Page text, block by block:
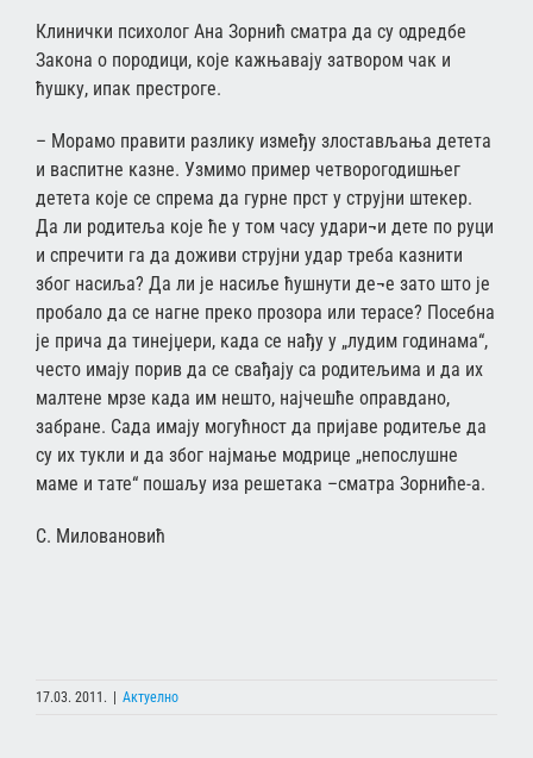
Клинички психолог Ана Зорнић сматра да су одредбе
Закона о породици, које кажњавају затвором чак и
ћушку, ипак престроге.
– Морамо правити разлику између злостављања детета
и васпитне казне. Узмимо пример четворогодишњег
детета које се спрема да гурне прст у струјни штекер.
Да ли родитеља које ће у том часу удари¬и дете по руци
и спречити га да доживи струјни удар треба казнити
због насиља? Да ли је насиље ћушнути де¬е зато што је
пробало да се нагне преко прозора или терасе? Посебна
је прича да тинејџери, када се нађу у „лудим годинама“,
често имају порив да се свађају са родитељима и да их
малтене мрзе када им нешто, најчешће оправдано,
забране. Сада имају могућност да пријаве родитеље да
су их тукли и да због најмање модрице „непослушне
маме и тате“ пошаљу иза решетака –сматра Зорниће-а.
С. Миловановић
17.03. 2011. Актуелно